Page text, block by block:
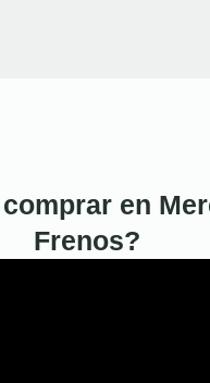
en
Frenos?